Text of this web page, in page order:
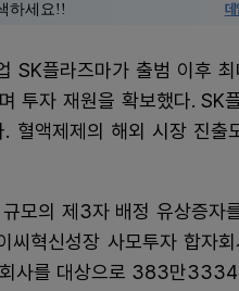
하세요!! 데
SK플라즈마가 출범 이후
투자 재원을 확보했다. SK
혈액제제의 해외 시장 진출
모의 제3자 배정 유상증자
혁신성장 사모투자 합자회
사를 대상으로 383만